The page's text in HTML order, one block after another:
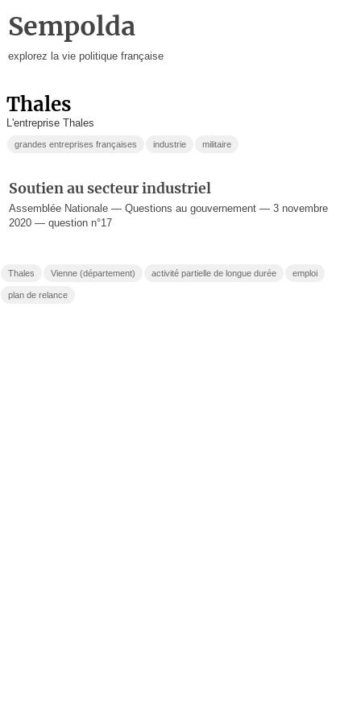
Sempolda
explorez la vie politique française
Thales
L'entreprise Thales
grandes entreprises françaises industrie militaire
Soutien au secteur industriel
Assemblée Nationale — Questions au gouvernement — 3 novembre
2020 — question n°17
Thales Vienne (département) activité partielle de longue durée emploi
plan de relance